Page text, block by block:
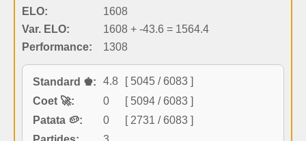
ELO:
1608
Var. ELO:
1608 + -43.6 = 1564.4
Performance:
1308
Standard ♚: 4.8
[ 5045 / 6083 ]
Coet 🚀:
0
[ 5094 / 6083 ]
Patata 🥔:
0
[ 2731 / 6083 ]